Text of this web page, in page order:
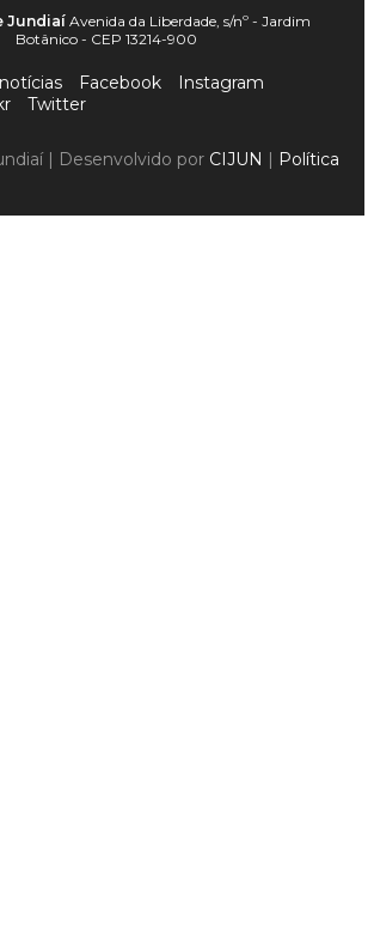
Jundiaí Avenida da Liberdade, s/nº - Jardim
Botânico - CEP 13214-900
Facebook
Instagram
Twitter
| Desenvolvido por CIJUN
Política